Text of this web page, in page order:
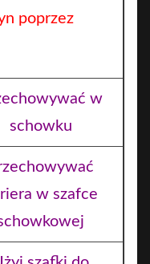
poprzez
w
schowku
w szafce